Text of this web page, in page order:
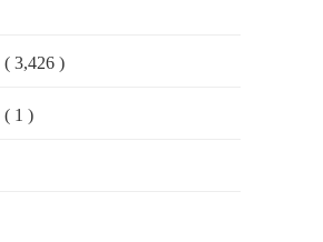
( 3,426 )
( 1 )